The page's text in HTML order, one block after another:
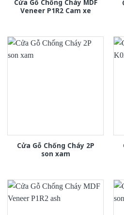
Cửa Gỗ Chống Cháy MDF
Veneer P1R2 Cam xe
Cửa Gỗ Chống Cháy 2P
son xam